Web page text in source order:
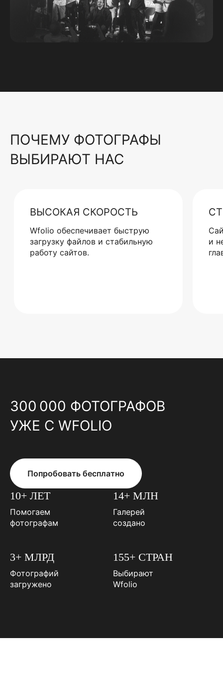
ПОЧЕМУ ФОТОГРАФЫ
ВЫБИРАЮТ НАС
ВЫСОКАЯ СКОРОСТЬ
Wfolio обеспечивает быструю
загрузку файлов и стабильную
работу сайтов.
и
300 000 ФОТОГРАФОВ
УЖЕ С WFOLIO
Попробовать бесплатно
10+ ЛЕТ
Помогаем
фотографам
14+ МЛН
Галерей
создано
3+ МЛРД
Фотографий
загружено
155+ СТРАН
Выбирают
Wfolio